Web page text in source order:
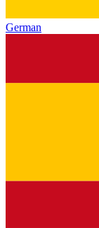
German